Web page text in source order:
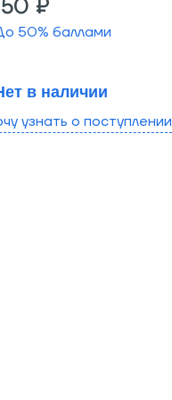
₽
50% баллами
в наличии
узнать о поступлении